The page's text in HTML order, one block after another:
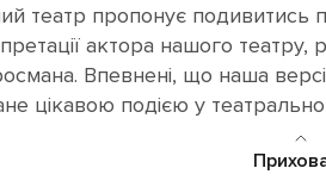
театр пропонує подивитись
актора нашого театру,
Впевнені, що наша
цікавою подією у